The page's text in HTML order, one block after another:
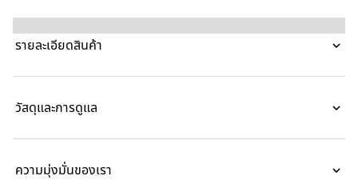
Interlocking G โทนสีทองอ่อน
รายละเอียดสินค้า
วัสดุและการดูแล
ความมุ่งมั่นของเรา